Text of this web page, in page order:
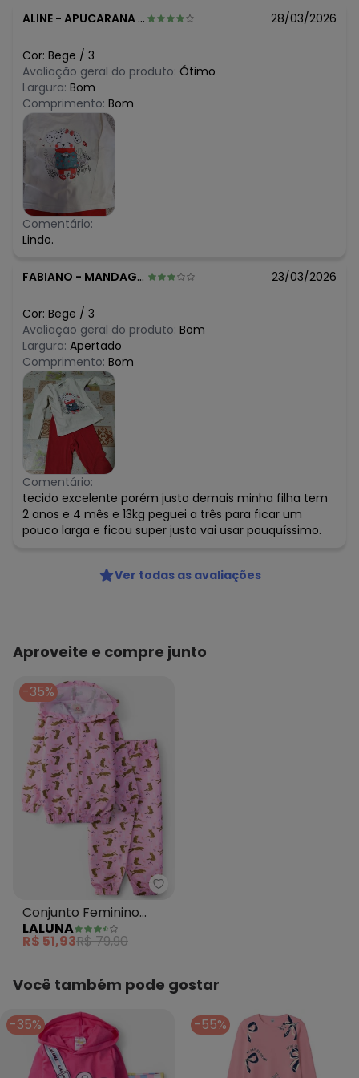
ALINE - APUCARANA - PR 28/03/2026
Cor: Bege / 3
Avaliação geral do produto: Ótimo
Largura: Bom
Comprimento: Bom
Comentário:
Lindo.
FABIANO - MANDAGUACU - PR 23/03/2026
Cor: Bege / 3
Avaliação geral do produto: Bom
Largura: Apertado
Comprimento: Bom
Comentário:
tecido excelente porém justo demais minha filha tem
2 anos e 4 mês e 13kg peguei a três para ficar um
pouco larga e ficou super justo vai usar pouquíssimo.
Ver todas as avaliações
Aproveite e compre junto
-35%
Laluna - Conjunto Feminino
Conjunto Feminino
Corta Vento Oncinhas
Rosa
LALUNA
R$ 51,93R$ 79,90
Você também pode gostar
-35% -55%